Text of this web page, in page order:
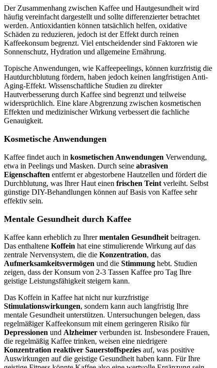
Der Zusammenhang zwischen Kaffee und Hautgesundheit wird
häufig vereinfacht dargestellt und sollte differenzierter betrachtet
werden. Antioxidantien können tatsächlich helfen, oxidative
Schäden zu reduzieren, jedoch ist der Effekt durch reinen
Kaffeekonsum begrenzt. Viel entscheidender sind Faktoren wie
Sonnenschutz, Hydration und allgemeine Ernährung.
Topische Anwendungen, wie Kaffeepeelings, können kurzfristig die
Hautdurchblutung fördern, haben jedoch keinen langfristigen Anti-
Aging-Effekt. Wissenschaftliche Studien zu direkter
Hautverbesserung durch Kaffee sind begrenzt und teilweise
widersprüchlich. Eine klare Abgrenzung zwischen kosmetischen
Effekten und medizinischer Wirkung verbessert die fachliche
Genauigkeit.
Kosmetische Anwendungen
Kaffee findet auch in kosmetischen Anwendungen Verwendung,
etwa in Peelings und Masken. Durch seine abrasiven
Eigenschaften entfernt er abgestorbene Hautzellen und fördert die
Durchblutung, was Ihrer Haut einen frischen Teint verleiht. Selbst
günstige DIY-Behandlungen können auf Basis von Kaffee sehr
effektiv sein.
Mentale Gesundheit durch Kaffee
Kaffee kann erheblich zu Ihrermentalen Gesundheit beitragen.
Das enthaltene Koffein hat eine stimulierende Wirkung auf das
zentrale Nervensystem, die die Konzentration, das
Aufmerksamkeitsvermögen und die Stimmung hebt. Studien
zeigen, dass der Konsum von 2-3 Tassen Kaffee pro Tag Ihre
geistige Leistungsfähigkeit steigern kann.
Das Koffein in Kaffee hat nicht nur kurzfristige
Stimulationswirkungen, sondern kann auch langfristig Ihre
mentale Gesundheit unterstützen. Untersuchungen belegen, dass
regelmäßiger Kaffeekonsum mit einem geringeren Risiko für
Depressionen und Alzheimer verbunden ist. Insbesondere Frauen,
die regelmäßig Kaffee trinken, weisen eine niedrigere
Konzentration reaktiver Sauerstoffspezies auf, was positive
Auswirkungen auf die geistige Gesundheit haben kann. Für Ihre